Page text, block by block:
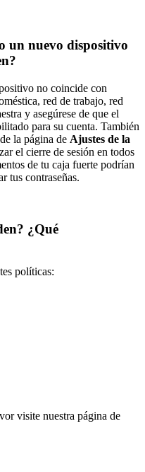
un nuevo dispositivo
no coincide con
red de trabajo, red
y asegúrese de que el
para su cuenta. También
la página de Ajustes de la
el cierre de sesión en todos
de tu caja fuerte podrían
tus contraseñas.
¿Qué
políticas:
visite nuestra página de